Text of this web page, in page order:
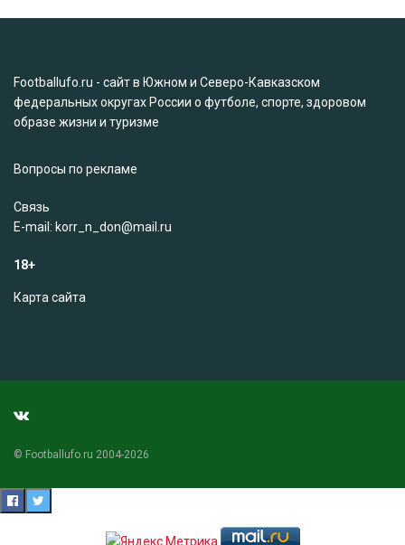
Footballufo.ru - сайт в Южном и Северо-Кавказском
федеральных округах России о футболе, спорте, здоровом
образе жизни и туризме
Вопросы по рекламе
Связь
Е-mail: korr_n_don@mail.ru
18+
Карта сайта
© Footballufo.ru 2004-2026